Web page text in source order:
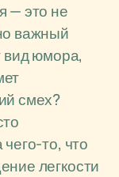
— это не
важный
вид юмора,
смех?
то, что
легкости